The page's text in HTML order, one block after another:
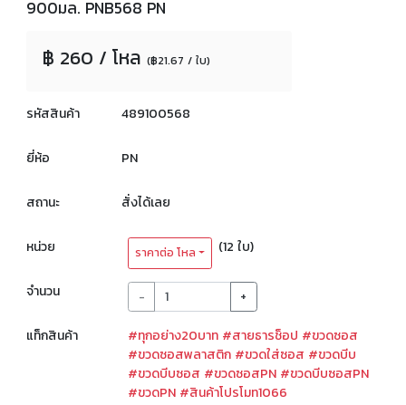
900มล. PNB568 PN
฿ 260 / โหล (฿21.67 / ใบ)
รหัสสินค้า 489100568
ยี่ห้อ PN
สถานะ สั่งได้เลย
หน่วย ราคาต่อ โหล (12 ใบ)
จำนวน - +
แท็กสินค้า #ทุกอย่าง20บาท #สายธารช็อป #ขวดซอส
#ขวดซอสพลาสติก #ขวดใส่ซอส #ขวดบีบ
#ขวดบีบซอส #ขวดซอสPN #ขวดบีบซอสPN
#ขวดPN #สินค้าโปรโมท1066